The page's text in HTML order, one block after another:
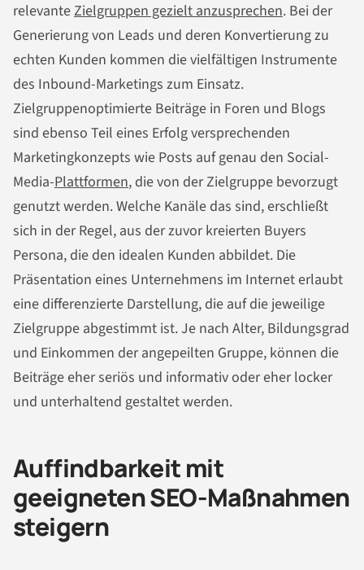
relevanteZielgruppen gezielt anzusprechen. Bei der
Generierung von Leads und deren Konvertierung zu
echten Kunden kommen die vielfältigen Instrumente
des Inbound-Marketings zum Einsatz.
Zielgruppenoptimierte Beiträge in Foren und Blogs
sind ebenso Teil eines Erfolg versprechenden
Marketingkonzepts wie Posts auf genau den Social-
Media-Plattformen, die von der Zielgruppe bevorzugt
genutzt werden. Welche Kanäle das sind, erschließt
sich in der Regel, aus der zuvor kreierten Buyers
Persona, die den idealen Kunden abbildet. Die
Präsentation eines Unternehmens im Internet erlaubt
eine differenzierte Darstellung, die auf die jeweilige
Zielgruppe abgestimmt ist. Je nach Alter, Bildungsgrad
und Einkommen der angepeilten Gruppe, können die
Beiträge eher seriös und informativ oder eher locker
und unterhaltend gestaltet werden.
Auffindbarkeit mit
geeigneten SEO-Maßnahmen
steigern